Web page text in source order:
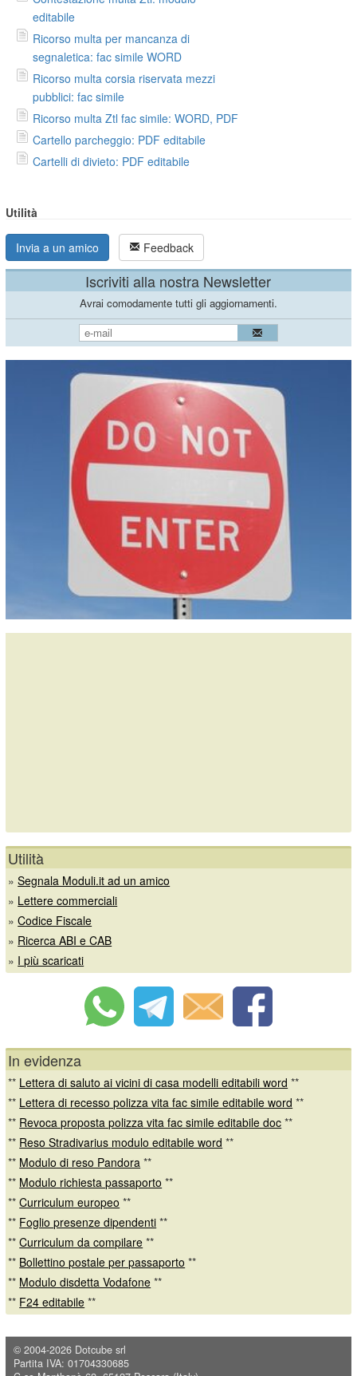
editabile
Ricorso multa per mancanza di
segnaletica: fac simile WORD
Ricorso multa corsia riservata mezzi
pubblici: fac simile
Ricorso multa Ztl fac simile: WORD, PDF
Cartello parcheggio: PDF editabile
Cartelli di divieto: PDF editabile
Utilità
Invia a un amico Feedback
Iscriviti alla nostra Newsletter
Avrai comodamente tutti gli aggiornamenti.
Utilità
»Segnala Moduli.it ad un amico
» Lettere commerciali
»Codice Fiscale
» Ricerca ABI e CAB
» I più scaricati
In evidenza
** Lettera di saluto ai vicini di casa modelli editabili word **
** Lettera di recesso polizza vita fac simile editabile word **
** Revoca proposta polizza vita fac simile editabile doc **
** Reso Stradivarius modulo editabile word **
** Modulo di reso Pandora **
** Modulo richiesta passaporto **
**Curriculum europeo **
** Foglio presenze dipendenti **
**Curriculum da compilare **
** Bollettino postale per passaporto **
** Modulo disdetta Vodafone **
** F24 editabile **
© 2004-2026 Dotcube srl
Partita IVA: 01704330685